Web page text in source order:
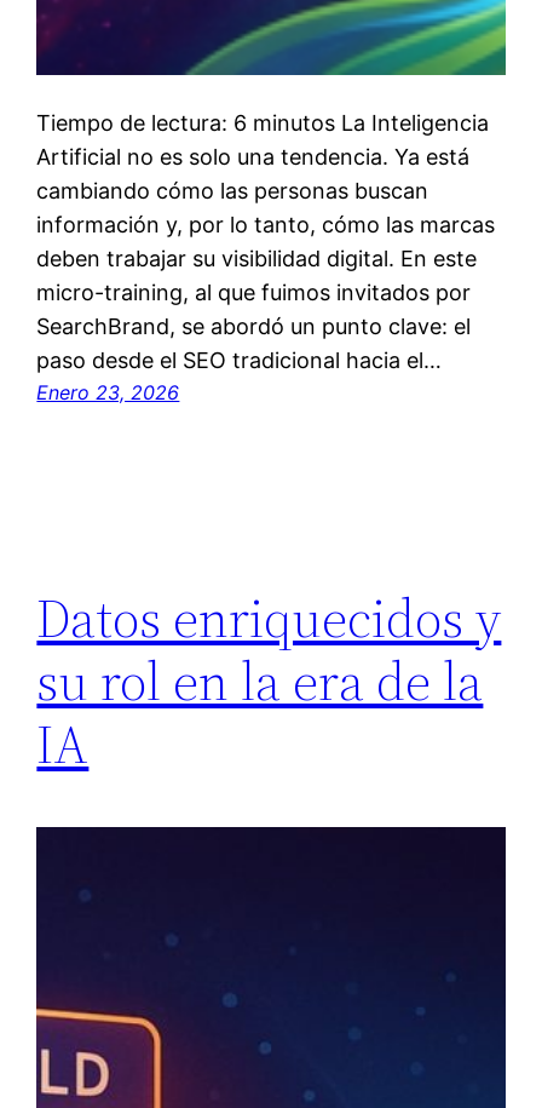
Tiempo de lectura: 6 minutos La Inteligencia
Artificial no es solo una tendencia. Ya está
cambiando cómo las personas buscan
información y, por lo tanto, cómo las marcas
deben trabajar su visibilidad digital. En este
micro-training, al que fuimos invitados por
SearchBrand, se abordó un punto clave: el
paso desde el SEO tradicional hacia el…
Enero 23, 2026
Datos enriquecidos y
su rol en la era de la
IA